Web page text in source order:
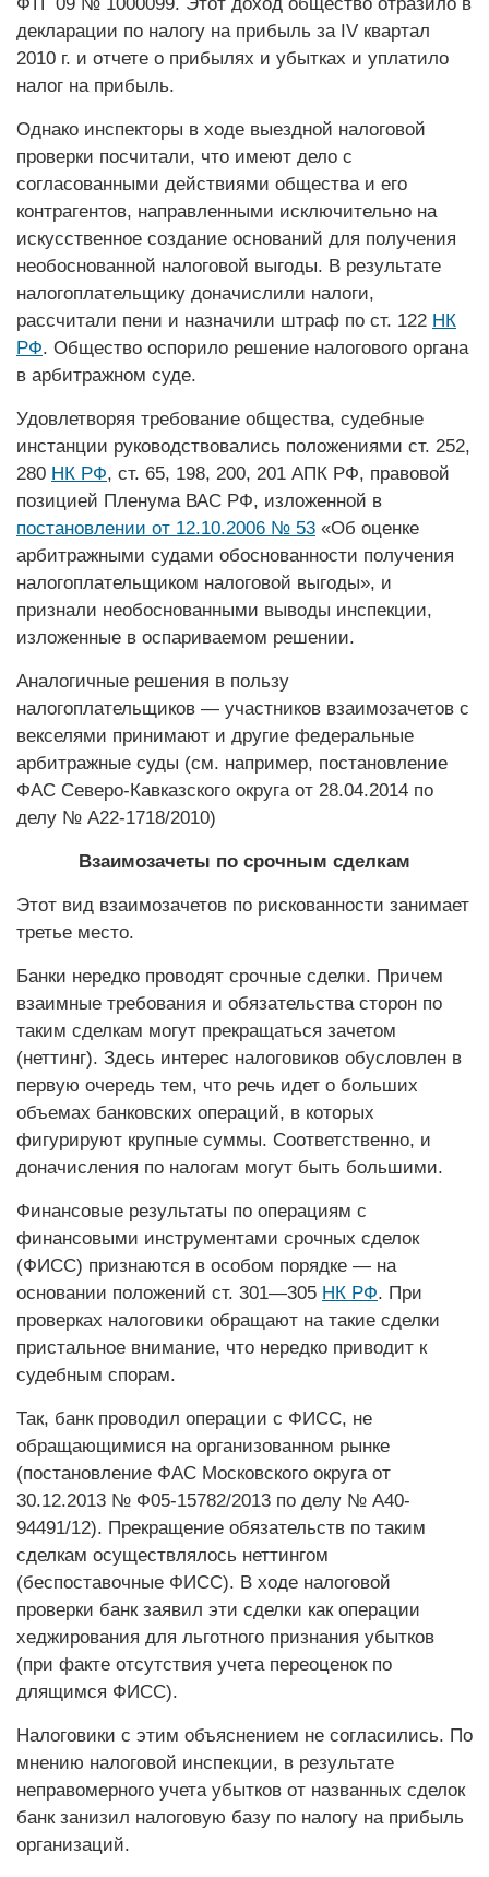
декларации по налогу на прибыль за IV квартал
2010 г. и отчете о прибылях и убытках и уплатило
налог на прибыль.
Однако инспекторы в ходе выездной налоговой
проверки посчитали, что имеют дело с
согласованными действиями общества и его
контрагентов, направленными исключительно на
искусственное создание оснований для получения
необоснованной налоговой выгоды. В результате
налогоплательщику доначислили налоги,
рассчитали пени и назначили штраф по ст. 122 НК
РФ. Общество оспорило решение налогового органа
в арбит­ражном суде.
Удовлетворяя требование общества, судебные
инстанции руководствовались положениями ст. 252,
280 НК РФ, ст. 65, 198, 200, 201 АПК РФ, правовой
позицией Пленума ВАС РФ, изложенной в
постановлении от 12.10.2006 № 53 «Об оценке
арбитражными судами обоснованности получения
налогоплательщиком налоговой выгоды», и
признали необоснованными выводы инспекции,
изложенные в оспариваемом решении.
Аналогичные решения в пользу
налогоплательщиков — участников взаимозачетов с
векселями принимают и другие федеральные
арбитражные суды (см. например, постановление
ФАС Северо-Кавказского округа от 28.04.2014 по
делу № А22-1718/2010)
Взаимозачеты по срочным сделкам
Этот вид взаимозачетов по рискованнос­ти занимает
третье место.
Банки нередко проводят срочные сделки. Причем
взаимные требования и обязательства сторон по
таким сделкам могут прекращаться зачетом
(неттинг). Здесь интерес налоговиков обусловлен в
первую очередь тем, что речь идет о больших
объемах банковских операций, в которых
фигурируют крупные суммы. Соответственно, и
доначисления по налогам могут быть большими.
Финансовые результаты по операциям с
финансовыми инструментами срочных сделок
(ФИСС) признаются в особом порядке — на
основании положений ст. 301—305 НК РФ. При
проверках налоговики обращают на такие сделки
пристальное внимание, что нередко приводит к
судебным спорам.
Так, банк проводил операции с ФИСС, не
обращающимися на организованном рынке
(постановление ФАС Московского округа от
30.12.2013 № Ф05-15782/2013 по делу № А40-
94491/12). Прекращение обязательств по таким
сделкам осуществлялось неттингом
(беспоставочные ­ФИСС). В ходе налоговой
проверки банк заявил эти сделки как операции
хеджирования для льготного признания убытков
(при факте отсутствия учета переоценок по
длящимся ­ФИСС).
Налоговики с этим объяснением не согласились. По
мнению налоговой инспекции, в результате
неправомерного учета убытков от названных сделок
банк занизил налоговую базу по налогу на прибыль
организаций.